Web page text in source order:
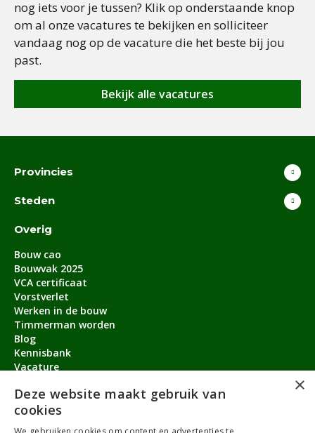
nog iets voor je tussen? Klik op onderstaande knop
om al onze vacatures te bekijken en solliciteer
vandaag nog op de vacature die het beste bij jou
past.
Bekijk alle vacatures
Provincies
Steden
Overig
Bouw cao
Bouwvak 2025
VCA certificaat
Vorstverlet
Werken in de bouw
Timmerman worden
Blog
Kennisbank
Vacature
Contact
×
Deze website maakt gebruik van
cookies